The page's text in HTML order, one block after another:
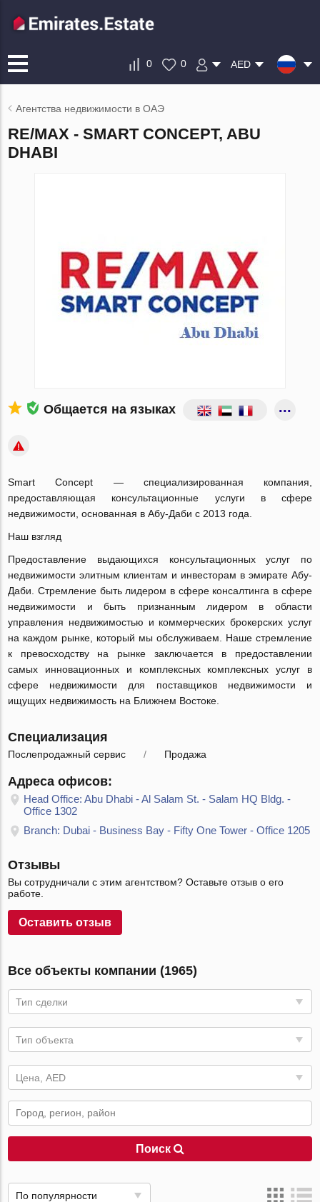
0 0 AED
Агентства недвижимости в ОАЭ
RE/MAX - SMART CONCEPT, ABU
DHABI
Общается на языках
Smart Concept — специализированная компания,
предоставляющая консультационные услуги в сфере
недвижимости, основанная в Абу-Даби с 2013 года.
Наш взгляд
Предоставление выдающихся консультационных услуг по
недвижимости элитным клиентам и инвесторам в эмирате Абу-
Даби. Стремление быть лидером в сфере консалтинга в сфере
недвижимости и быть признанным лидером в области
управления недвижимостью и коммерческих брокерских услуг
на каждом рынке, который мы обслуживаем. Наше стремление
к превосходству на рынке заключается в предоставлении
самых инновационных и комплексных комплексных услуг в
сфере недвижимости для поставщиков недвижимости и
ищущих недвижимость на Ближнем Востоке.
Специализация
Послепродажный сервис Продажа
Адреса офисов:
Head Office: Abu Dhabi - Al Salam St. - Salam HQ Bldg. -
Office 1302
Branch: Dubai - Business Bay - Fifty One Tower - Office 1205
Отзывы
Вы сотрудничали с этим агентством? Оставьте отзыв о его
работе.
Оставить отзыв
Все объекты компании (1965)
Тип сделки
Тип объекта
Цена, AED
Поиск
По популярности